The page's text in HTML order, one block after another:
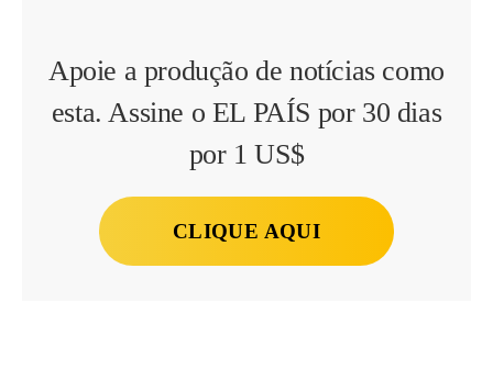
Apoie a produção de notícias como
esta. Assine o EL PAÍS por 30 dias
por 1 US$
CLIQUE AQUI